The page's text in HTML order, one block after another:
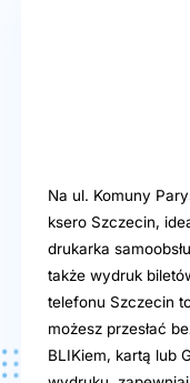
Na ul. Komuny
ksero Szczecin,
drukarka
także wydruk
telefonu Szczecin
możesz przesłać
BLIKiem, kartą lub